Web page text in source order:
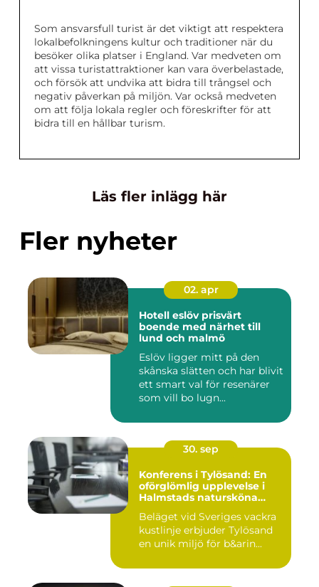
Som ansvarsfull turist är det viktigt att respektera
lokalbefolkningens kultur och traditioner när du
besöker olika platser i England. Var medveten om
att vissa turistattraktioner kan vara överbelastade,
och försök att undvika att bidra till trångsel och
negativ påverkan på miljön. Var också medveten
om att följa lokala regler och föreskrifter för att
bidra till en hållbar turism.
Läs fler inlägg här
Fler nyheter
02. apr
Hotell eslöv prisvärt
boende med närhet till
lund och malmö
Eslöv ligger mitt på den
skånska slätten och har blivit
ett smart val för resenärer
som vill bo lugn...
30. sep
Konferens i Tylösand: En
oförglömlig upplevelse i
Halmstads natursköna
Beläget vid Sveriges vackra
kustlinje erbjuder Tylösand
en unik miljö för b&arin...